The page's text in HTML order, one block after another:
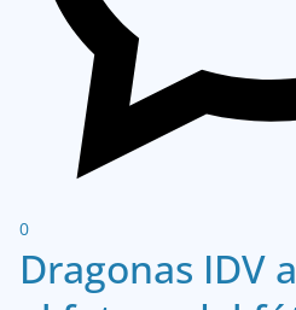
0
Dragonas IDV